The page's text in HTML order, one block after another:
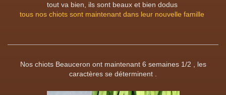
tout va bien, ils sont beaux et bien dodus
tous nos chiots sont maintenant dans leur nouvelle famille
Nos chiots Beauceron ont maintenant 6 semaines 1/2 , les
caractères se déterminent .